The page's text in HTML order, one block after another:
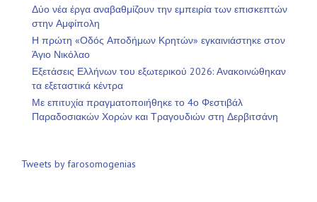
Δύο νέα έργα αναβαθμίζουν την εμπειρία των επισκεπτών
στην Αμφίπολη
Η πρώτη «Οδός Αποδήμων Κρητών» εγκαινιάστηκε στον
Άγιο Νικόλαο
Εξετάσεις Ελλήνων του εξωτερικού 2026: Ανακοινώθηκαν
τα εξεταστικά κέντρα
Με επιτυχία πραγματοποιήθηκε το 4ο Φεστιβάλ
Παραδοσιακών Χορών και Τραγουδιών στη Δερβιτσάνη
Tweets by farosomogenias